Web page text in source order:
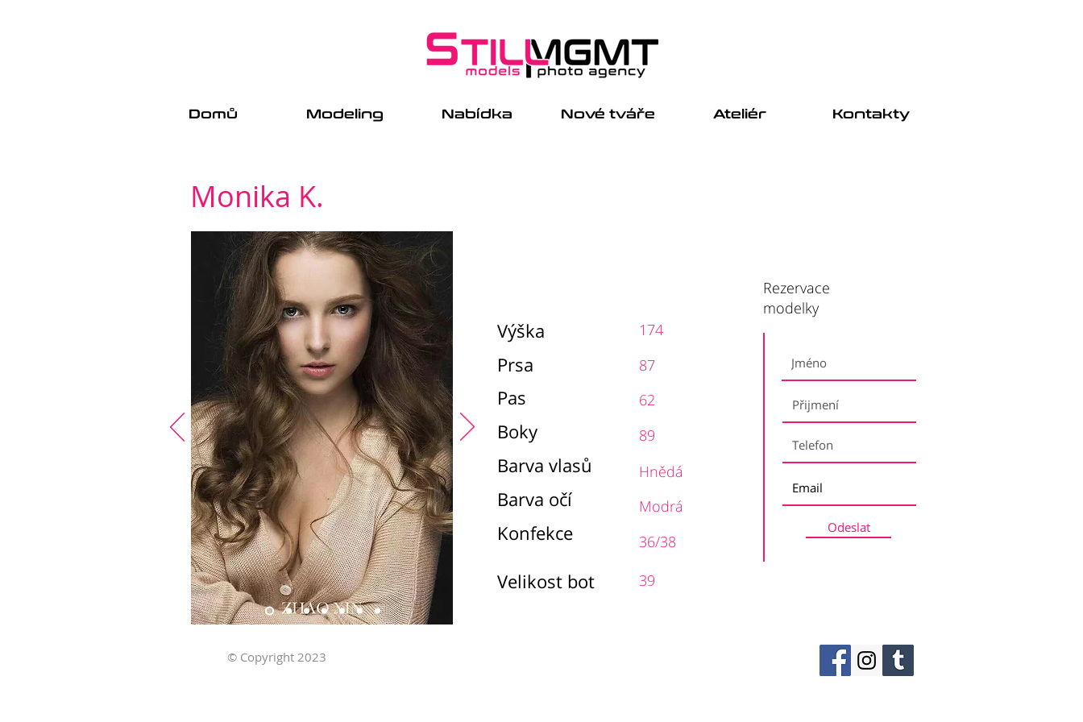
Domů Modeling Nabídka Nové tváře Ateliér Kontakty
Monika K.
Výška
Prsa
Pas
Boky
Barva vlasů
Barva očí
Konfekce
Velikost bot
Rezervace
modelky
174
87
62
89
Hnědá
Modrá
36/38
Odeslat
39
© Copyright 2023